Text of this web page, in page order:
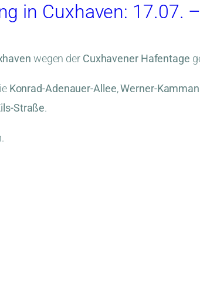
in Cuxhaven: 17.07.
wegen der Cuxhavener Hafentage
Konrad-Adenauer-Allee,Werner-
Straße.